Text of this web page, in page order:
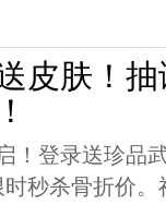
皮肤！
！登录送珍品
秒杀骨折价